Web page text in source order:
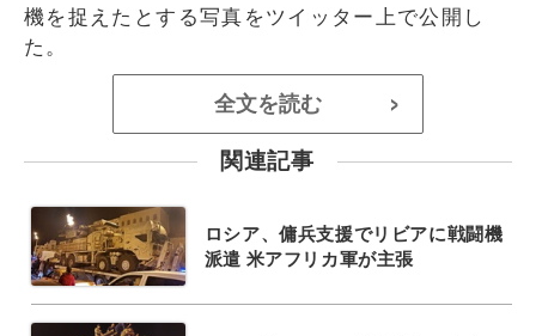
機を捉えたとする写真をツイッター上で公開し
た。
全文を読む >
関連記事
ロシア、傭兵支援でリビアに戦闘機
派遣 米アフリカ軍が主張